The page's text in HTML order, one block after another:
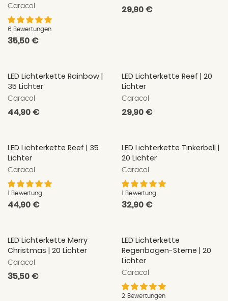
Caracol
6 Bewertungen
Normaler
35,50 €
Normaler
29,90 €
LED Lichterkette Rainbow |
35 Lichter
Caracol
Normaler
44,90 €
LED Lichterkette Reef | 20
Lichter
Caracol
Normaler
29,90 €
LED Lichterkette Reef | 35
Lichter
Caracol
1 Bewertung
Normaler
44,90 €
LED Lichterkette Tinkerbell |
20 Lichter
Caracol
1 Bewertung
Normaler
32,90 €
LED Lichterkette Merry
Christmas | 20 Lichter
Caracol
Normaler
35,50 €
LED Lichterkette
Regenbogen-Sterne | 20
Lichter
Caracol
2 Bewertungen